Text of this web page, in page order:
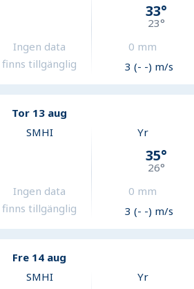
Ingen data
finns tillgänglig
33°
23°
0 mm
3 (- -) m/s
Tor 13 aug
SMHI
Ingen data
finns tillgänglig
Yr
35°
26°
0 mm
3 (- -) m/s
Fre 14 aug
SMHI Yr